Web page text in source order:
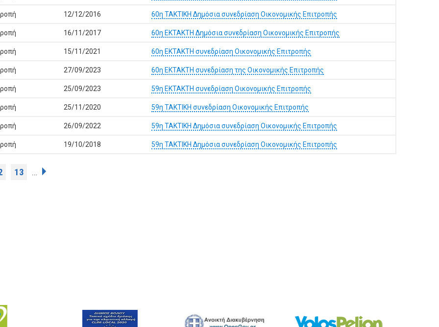
12/12/2016 60η ΤΑΚΤΙΚΗ Δημόσια συνεδρίαση Οικονομικής Επιτροπής
16/11/2017 60η ΕΚΤΑΚΤΗ Δημόσια συνεδρίαση Οικονομικής Επιτροπής
15/11/2021 60η ΕΚΤΑΚΤΗ συνεδρίαση Οικονομικής Επιτροπής
27/09/2023 60η ΕΚΤΑΚΤΗ συνεδρίαση της Οικονομικής Επιτροπής
25/09/2023 59η ΕΚΤΑΚΤΗ συνεδρίαση Οικονομικής Επιτροπής
25/11/2020 59η ΤΑΚΤΙΚΗ συνεδρίαση Οικονομικής Επιτροπής
26/09/2022 59η ΤΑΚΤΙΚΗ Δημόσια συνεδρίαση Οικονομικής Επιτροπής
19/10/2018 59η ΤΑΚΤΙΚΗ Δημόσια συνεδρίαση Οικονομικής Επιτροπής
13 …